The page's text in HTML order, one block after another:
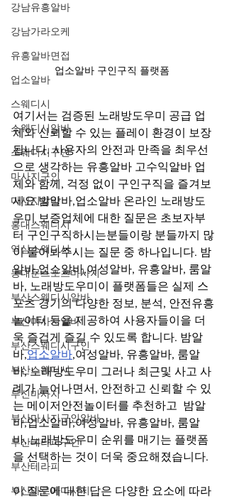
강남유흥알바
강남가라오케
유흥알바면접
업소알바
스웨디시
스웨디시알바
스웨디시구인
마사지구인
마사지알바
홍대스웨디시
역삼스웨디시
동대문스포츠마사지
부산스웨디시알바
부산마사지알바
부산스웨디시구인
부산스웨디시
부신마사지
부산마사지구인알바
부산테라피구인
부산테라피
부산아로마마사지
업소알바 구인구직 플랫폼
여기서는 검증된 노래방도우미 공급 업
체와 신뢰할 수 있는 플레이 환경이 보장
됩니다. 사용자의 안전과 만족을 최우선
으로 생각하는 유흥알바 고수익알바 업
체와 함께, 걱정 없이 구인구직을 즐겨보
세요.밤알바,업소알바 온라인 노래방도
우미 보증업체에 대한 질문은 초보자부
터 구인구직하시는분들이랑 분들까지 많
이 물어봐주시는 질문 중 하나입니다. 밤
알바,업소알바,여성알바, 유흥알바, 룸알
바, 노래방도우미이 플랫폼들은 실제 스
포츠 경기의 다양한 정보, 분석, 안전유흥
놀이터 등을 제공하여 사용자들이을 더
욱 즐겁게 즐길 수 있도록 합니다. 밤알
바,업소알바,여성알바, 유흥알바, 룸알
바, 노래방도우미 그러나 최근및 사고 사
례가 늘어나면서, 안전하고 신뢰할 수 있
는 메이저안전놀이터를 추천하고  밤알
바,업소알바,여성알바, 유흥알바, 룸알
바, 노래방도우미 순위를 매기는 플랫폼
을 선택하는 것이 더욱 중요해졌습니다.
이 질문에 대한 답은 다양한 요소에 따라